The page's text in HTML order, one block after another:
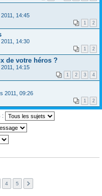
14:45
1 2
14:30
1 2
de votre héros ?
14:15
1 2 3 4
2011, 09:26
1 2
:
4 5